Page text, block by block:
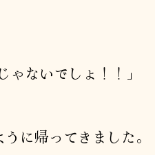
ないでしょ！！」
に帰ってきました。